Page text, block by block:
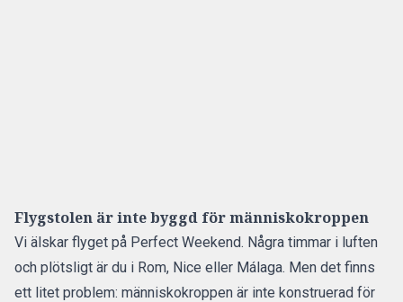
Flygstolen är inte byggd för människokroppen
Vi älskar flyget på Perfect Weekend. Några timmar i luften
och plötsligt är du i Rom, Nice eller Málaga. Men det finns
ett litet problem: människokroppen är inte konstruerad för